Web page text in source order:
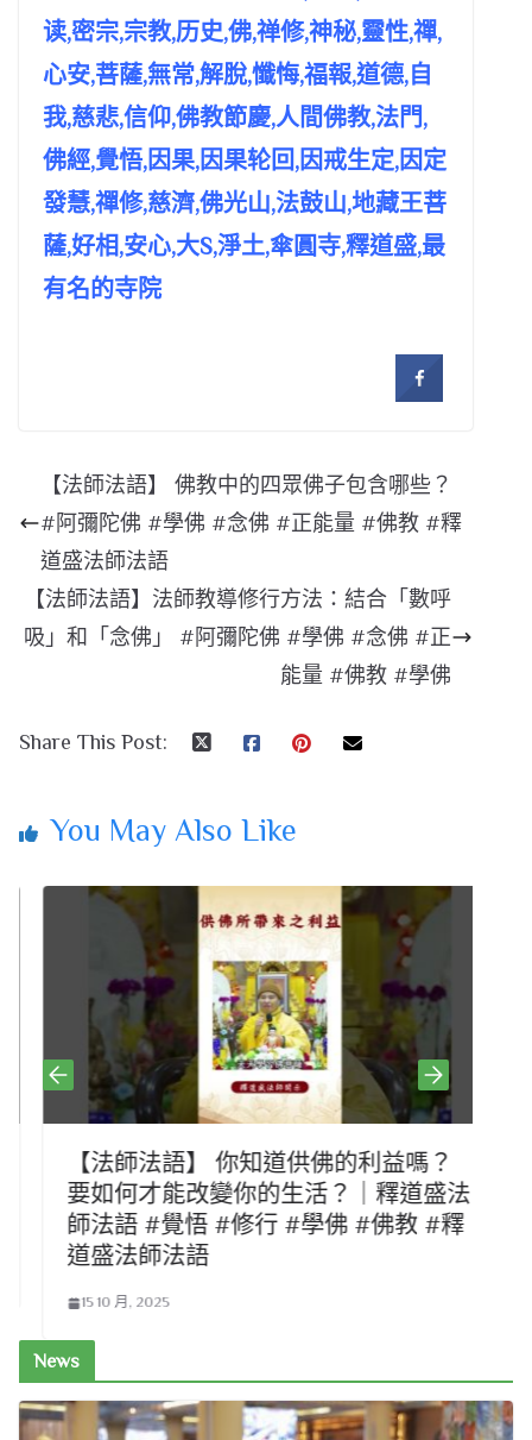
读,密宗,宗教,历史,佛,禅修,神秘,靈性,禪,
心安,菩薩,無常,解脫,懺悔,福報,道德,自
我,慈悲,信仰,佛教節慶,人間佛教,法門,
佛經,覺悟,因果,因果轮回,因戒生定,因定
發慧,禪修,慈濟,佛光山,法鼓山,地藏王菩
薩,好相,安心,大S,淨土,傘圓寺,釋道盛,最
有名的寺院
【法師法語】 佛教中的四眾佛子包含哪些？
#阿彌陀佛 #學佛 #念佛 #正能量 #佛教 #釋
道盛法師法語
【法師法語】法師教導修行方法：結合「數呼
吸」和「念佛」 #阿彌陀佛 #學佛 #念佛 #正
能量 #佛教 #學佛
Share This Post:
You May Also Like
【法師法語】 你知道供佛的利益嗎？
要如何才能改變你的生活？｜釋道盛法
師法語 #覺悟 #修行 #學佛 #佛教 #釋
道盛法師法語
15 10 月, 2025
News